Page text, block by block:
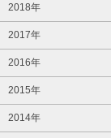
2018年
2017年
2016年
2015年
2014年